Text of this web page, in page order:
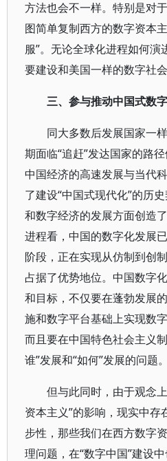
方法也会不一样。特别是对
图简单复制西方的数字资本
服”。无论全球化进程如何
要建设和美国一样的数字社
三、参与推动中国式数
同大多数后发展国家一
期面临“追赶”发达国家的路
中国经济的高速发展与当代
了建设“中国式现代化”的历
和数字经济的发展方面创造
进程看，中国的数字化发展
阶段，正在实现从仿制到创
占据了优势地位。中国数字
和目标，不仅要在蓬勃发展
施和数字平台基础上实现数
而且要在中国特色社会主义
谁”发展和“如何”发展的问题。
但与此同时，由于观念
资本主义”的影响，现实中
步性，那些我们在西方数字
理问题，在“数字中国”建设